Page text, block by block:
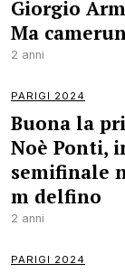
Giorgio
Ma
2 anni
PARIGI 2024
Buona la
Noè Ponti,
semifinale
m delfino
2 anni
PARIGI 2024